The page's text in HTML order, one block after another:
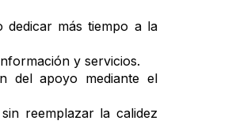
dedicar más tiempo a la
y servicios.
del apoyo mediante el
reemplazar la calidez